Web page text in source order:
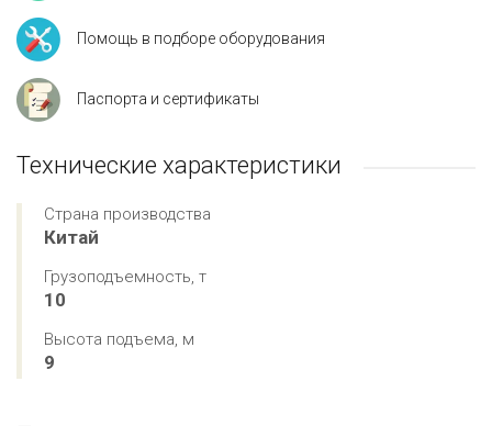
Помощь в подборе оборудования
Паспорта и сертификаты
Технические характеристики
Страна производства
Китай
Грузоподъемность, т
10
Высота подъема, м
9